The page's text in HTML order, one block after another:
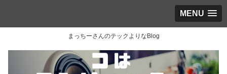
MENU
まっちーさんのテックよりなBlog